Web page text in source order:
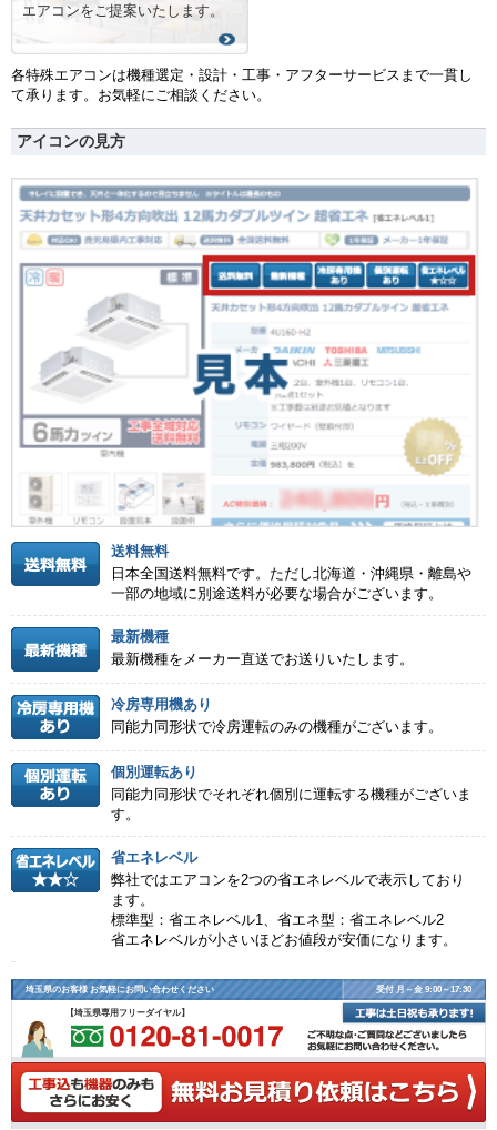
エアコンをご提案いたします。
各特殊エアコンは機種選定・設計・工事・アフターサービスまで一貫し
て承ります。お気軽にご相談ください。
アイコンの見方
送料無料
日本全国送料無料です。ただし北海道・沖縄県・離島や
一部の地域に別途送料が必要な場合がございます。
最新機種
最新機種をメーカー直送でお送りいたします。
冷房専用機あり
同能力同形状で冷房運転のみの機種がございます。
個別運転あり
同能力同形状でそれぞれ個別に運転する機種がございま
す。
省エネレベル
弊社ではエアコンを2つの省エネレベルで表示しており
ます。
標準型：省エネレベル1、省エネ型：省エネレベル2
省エネレベルが小さいほどお値段が安価になります。
埼玉県のお客様 お気軽にお問い合わせください 受付 月～金 9:00～17:30
【埼玉県専用フリーダイヤル】